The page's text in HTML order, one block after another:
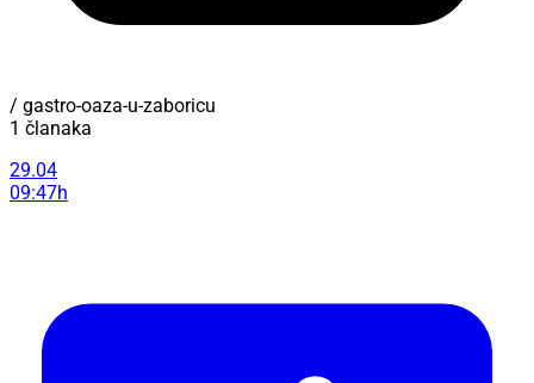
/ gastro-oaza-u-zaboricu
1 članaka
29.04
09:47h